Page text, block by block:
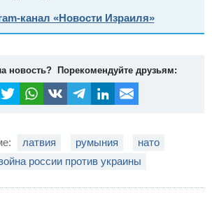
канал «Новости Израиля»
новость? Порекомендуйте друзьям:
латвия румыния
нато
россии против украины